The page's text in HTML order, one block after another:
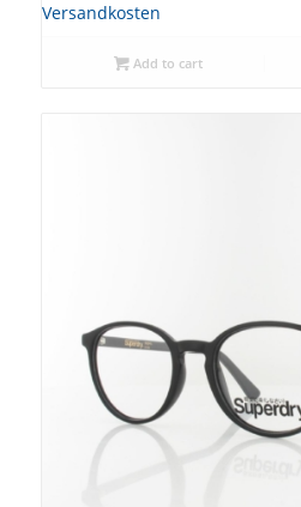
Versandkosten
Add to cart